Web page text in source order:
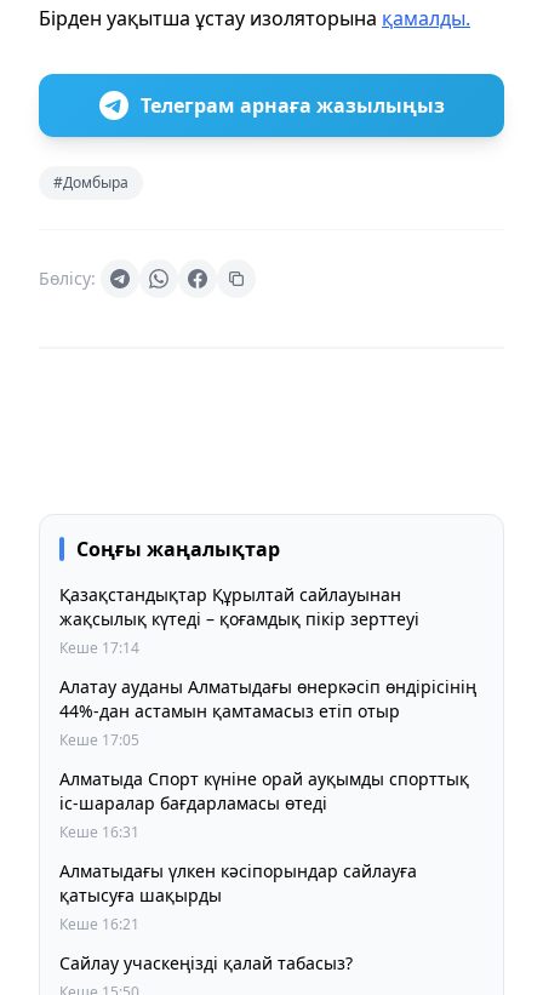
Бірден уақытша ұстау изоляторына қамалды.
Телеграм арнаға жазылыңыз
#Домбыра
Бөлісу:
Соңғы жаңалықтар
Қазақстандықтар Құрылтай сайлауынан
жақсылық күтеді – қоғамдық пікір зерттеуі
Кеше 17:14
Алатау ауданы Алматыдағы өнеркәсіп өндірісінің
44%-дан астамын қамтамасыз етіп отыр
Кеше 17:05
Алматыда Спорт күніне орай ауқымды спорттық
іс-шаралар бағдарламасы өтеді
Кеше 16:31
Алматыдағы үлкен кәсіпорындар сайлауға
қатысуға шақырды
Кеше 16:21
Сайлау учаскеңізді қалай табасыз?